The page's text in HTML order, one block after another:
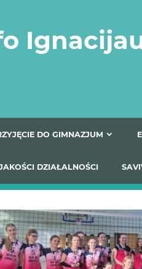
JAKOŚCI DZIAŁALNOŚCI